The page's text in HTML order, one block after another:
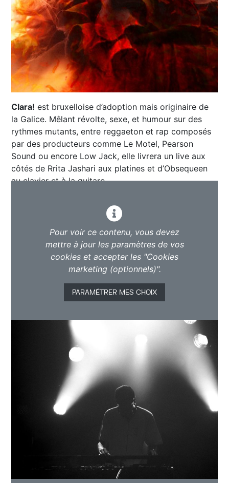
Clara! est bruxelloise d’adoption mais originaire de
la Galice. Mêlant révolte, sexe, et humour sur des
rythmes mutants, entre reggaeton et rap composés
par des producteurs comme Le Motel, Pearson
Sound ou encore Low Jack, elle livrera un live aux
côtés de Rrita Jashari aux platines et d’Obsequeen
au clavier et à la guitare.
Pour voir ce contenu, vous devez
mettre à jour les paramètres de vos
cookies et accepter les "Cookies
marketing (optionnels)".
PARAMÉTRER MES CHOIX